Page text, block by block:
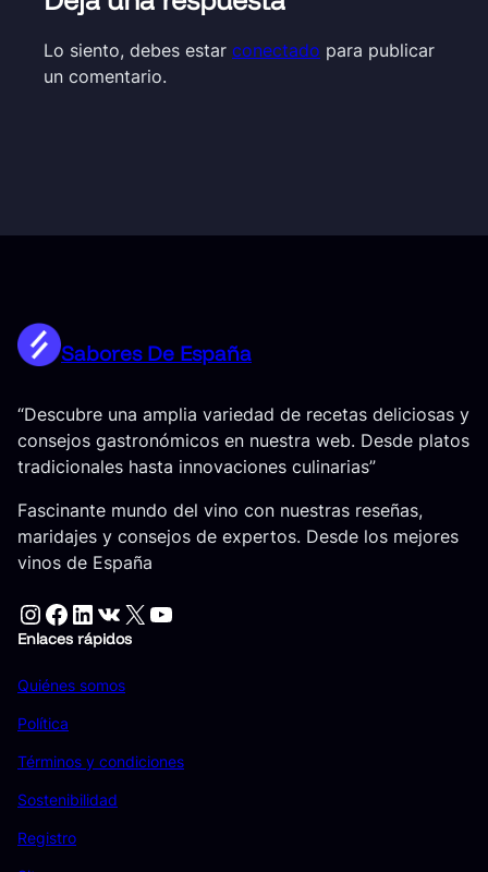
Lo siento, debes estar conectado para publicar
un comentario.
Sabores De España
“Descubre una amplia variedad de recetas deliciosas y
consejos gastronómicos en nuestra web. Desde platos
tradicionales hasta innovaciones culinarias”
Fascinante mundo del vino con nuestras reseñas,
maridajes y consejos de expertos. Desde los mejores
vinos de España
Instagram Facebook LinkedIn VK X YouTube
Enlaces rápidos
Quiénes somos
Política
Términos y condiciones
Sostenibilidad
Registro